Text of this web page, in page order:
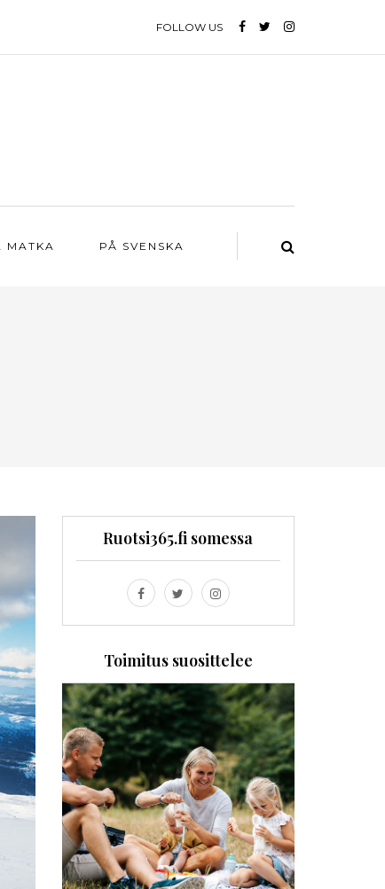
FOLLOW US
MATKA PÅ SVENSKA
Ruotsi365.fi somessa
Toimitus suosittelee